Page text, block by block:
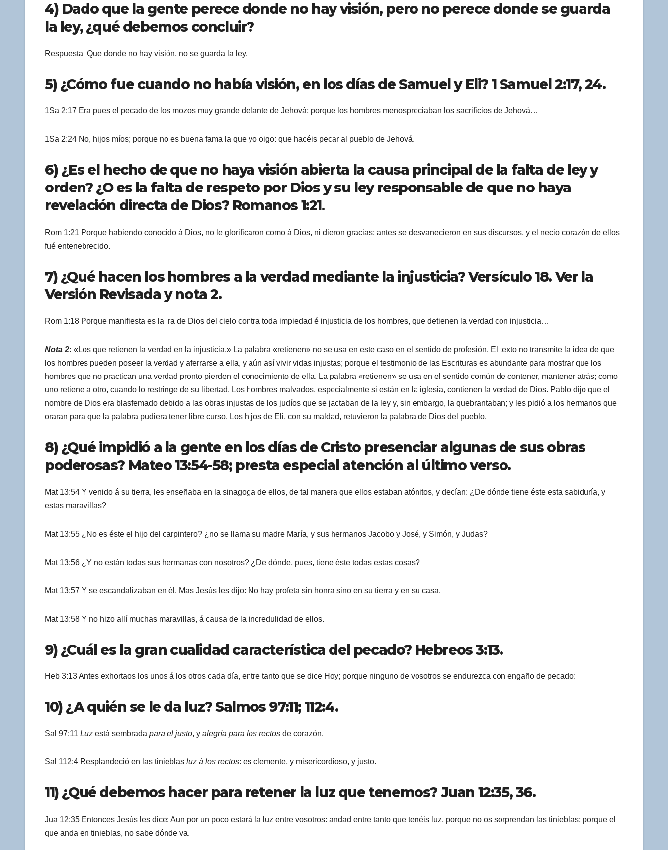
4) Dado que la gente perece donde no hay visión, pero no perece donde se guarda
la ley, ¿qué debemos concluir?
Respuesta: Que donde no hay visión, no se guarda la ley.
5) ¿Cómo fue cuando no había visión, en los días de Samuel y Eli? 1 Samuel 2:17, 24.
1Sa 2:17 Era pues el pecado de los mozos muy grande delante de Jehová; porque los hombres menospreciaban los sacrificios de Jehová…
1Sa 2:24 No, hijos míos; porque no es buena fama la que yo oigo: que hacéis pecar al pueblo de Jehová.
6) ¿Es el hecho de que no haya visión abierta la causa principal de la falta de ley y
orden? ¿O es la falta de respeto por Dios y su ley responsable de que no haya
revelación directa de Dios? Romanos 1:21.
Rom 1:21 Porque habiendo conocido á Dios, no le glorificaron como á Dios, ni dieron gracias; antes se desvanecieron en sus discursos, y el necio corazón de ellos
fué entenebrecido.
7) ¿Qué hacen los hombres a la verdad mediante la injusticia? Versículo 18. Ver la
Versión Revisada y nota 2.
Rom 1:18 Porque manifiesta es la ira de Dios del cielo contra toda impiedad é injusticia de los hombres, que detienen la verdad con injusticia…
Nota 2: «Los que retienen la verdad en la injusticia.» La palabra «retienen» no se usa en este caso en el sentido de profesión. El texto no transmite la idea de que
los hombres pueden poseer la verdad y aferrarse a ella, y aún así vivir vidas injustas; porque el testimonio de las Escrituras es abundante para mostrar que los
hombres que no practican una verdad pronto pierden el conocimiento de ella. La palabra «retienen» se usa en el sentido común de contener, mantener atrás; como
uno retiene a otro, cuando lo restringe de su libertad. Los hombres malvados, especialmente si están en la iglesia, contienen la verdad de Dios. Pablo dijo que el
nombre de Dios era blasfemado debido a las obras injustas de los judíos que se jactaban de la ley y, sin embargo, la quebrantaban; y les pidió a los hermanos que
oraran para que la palabra pudiera tener libre curso. Los hijos de Eli, con su maldad, retuvieron la palabra de Dios del pueblo.
8) ¿Qué impidió a la gente en los días de Cristo presenciar algunas de sus obras
poderosas? Mateo 13:54-58; presta especial atención al último verso.
Mat 13:54 Y venido á su tierra, les enseñaba en la sinagoga de ellos, de tal manera que ellos estaban atónitos, y decían: ¿De dónde tiene éste esta sabiduría, y
estas maravillas?
Mat 13:55 ¿No es éste el hijo del carpintero? ¿no se llama su madre María, y sus hermanos Jacobo y José, y Simón, y Judas?
Mat 13:56 ¿Y no están todas sus hermanas con nosotros? ¿De dónde, pues, tiene éste todas estas cosas?
Mat 13:57 Y se escandalizaban en él. Mas Jesús les dijo: No hay profeta sin honra sino en su tierra y en su casa.
Mat 13:58 Y no hizo allí muchas maravillas, á causa de la incredulidad de ellos.
9) ¿Cuál es la gran cualidad característica del pecado? Hebreos 3:13.
Heb 3:13 Antes exhortaos los unos á los otros cada día, entre tanto que se dice Hoy; porque ninguno de vosotros se endurezca con engaño de pecado:
10) ¿A quién se le da luz? Salmos 97:11; 112:4.
Sal 97:11 Luz está sembrada para el justo, y alegría para los rectos de corazón.
Sal 112:4 Resplandeció en las tinieblas luz á los rectos: es clemente, y misericordioso, y justo.
11) ¿Qué debemos hacer para retener la luz que tenemos? Juan 12:35, 36.
Jua 12:35 Entonces Jesús les dice: Aun por un poco estará la luz entre vosotros: andad entre tanto que tenéis luz, porque no os sorprendan las tinieblas; porque el
que anda en tinieblas, no sabe dónde va.